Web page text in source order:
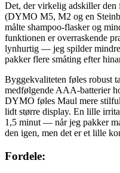
Det, der virkelig adskiller den
(DYMO M5, M2 og en
målte shampoo-flasker og
funktionen er overraskende
lynhurtig — jeg spilder
pakker flere småting efter
Byggekvaliteten føles robust
medfølgende AAA-batterier
DYMO føles Maul mere
lidt større display. En lille
1,5 minut — når jeg pakker
den igen, men det er et lille
Fordele: